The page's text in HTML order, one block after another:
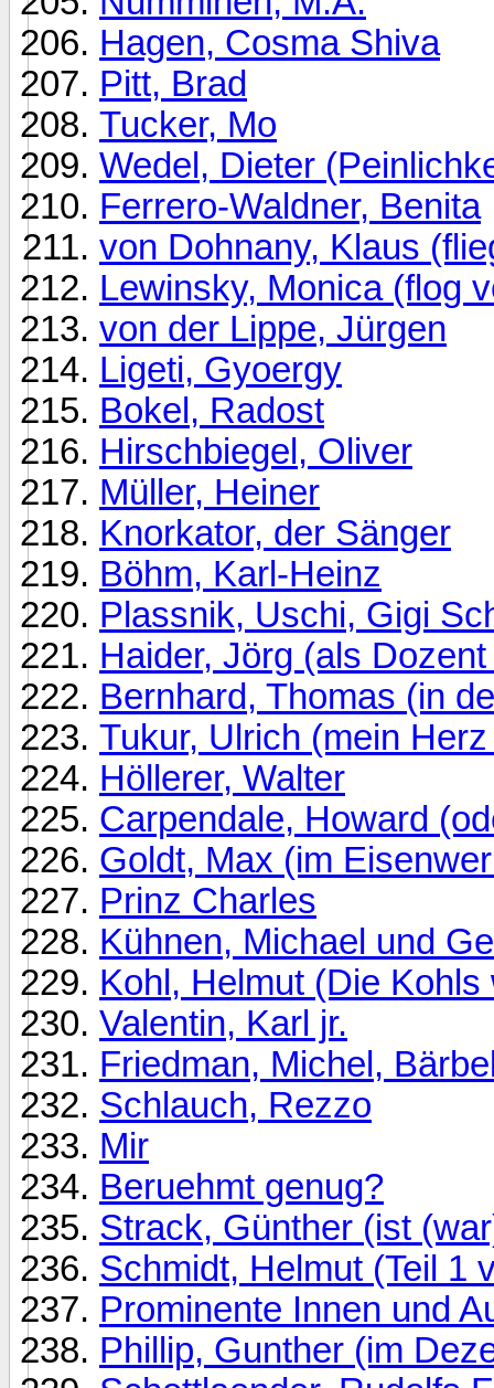
Hagen, Cosma Shiva
Pitt, Brad
Tucker, Mo
Wedel, Dieter
Ferrero-Waldner, Benita
von Dohnany, Klaus
Lewinsky, Monica (flog
von der Lippe, Jürgen
Ligeti, Gyoergy
Bokel, Radost
Hirschbiegel, Oliver
Müller, Heiner
Knorkator, der Sänger
Böhm, Karl-Heinz
Plassnik, Uschi, Gigi
Haider, Jörg (als
Bernhard, Thomas (in
Tukur, Ulrich (mein
Höllerer, Walter
Carpendale, Howard
Goldt, Max (im
Prinz Charles
Kühnen, Michael und
Kohl, Helmut (Die
Valentin, Karl jr.
Friedman, Michel,
Schlauch, Rezzo
Mir
Beruehmt genug?
Strack, Günther (ist
Schmidt, Helmut (Teil 1
Prominente Innen und
Phillip, Gunther (im